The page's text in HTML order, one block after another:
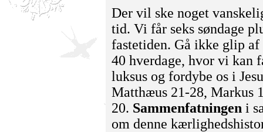
Der vil ske noget
tid. Vi får seks søndage
fastetiden. Gå ikke glip
40 hverdage, hvor vi kan
luksus og fordybe os i
Matthæus 21-28, Markus
20. Sammenfatningen i
om denne